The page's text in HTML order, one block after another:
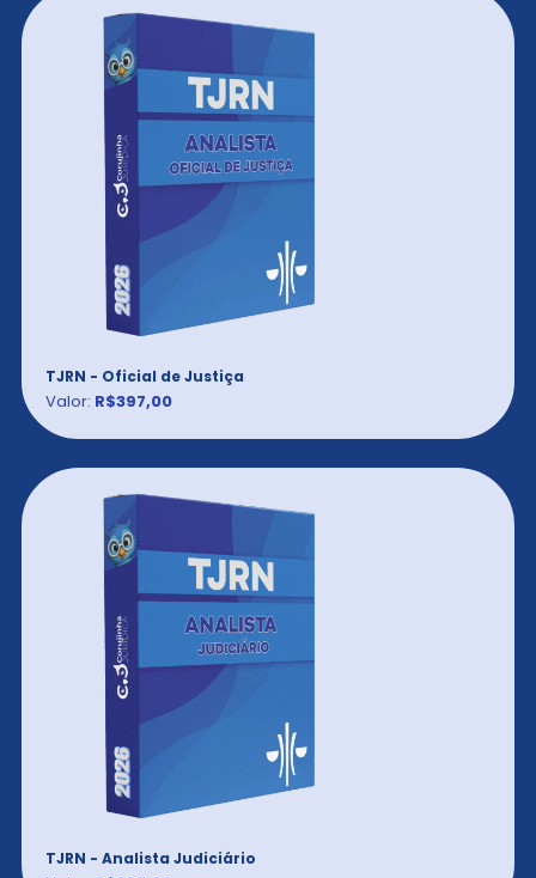
TJRN - Oficial de Justiça
Valor: R$397,00
TJRN - Analista Judiciário